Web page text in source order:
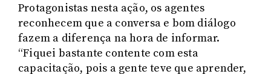
Protagonistas nesta ação, os agentes
reconhecem que a conversa e bom diálogo
fazem a diferença na hora de informar.
“Fiquei bastante contente com esta
capacitação, pois a gente teve que aprender,